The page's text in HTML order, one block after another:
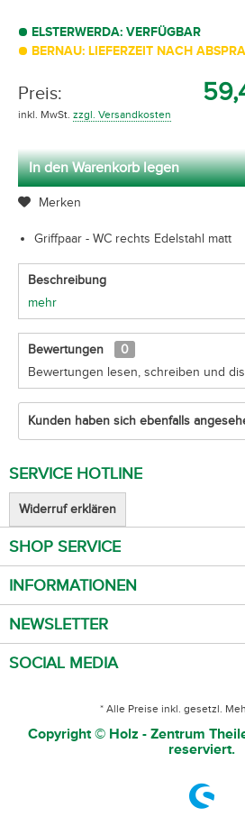
ELSTERWERDA: VERFÜGBAR
BERNAU: LIEFERZEIT NACH
Preis:
inkl. MwSt. zzgl. Versandkosten
In den Warenkorb legen
Merken
Griffpaar - WC rechts Edelstahl matt
Beschreibung
mehr
Bewertungen
0
Bewertungen lesen, schreiben und
Kunden haben sich ebenfalls
SERVICE HOTLINE
Widerruf erklären
SHOP SERVICE
INFORMATIONEN
NEWSLETTER
SOCIAL MEDIA
* Alle Preise inkl. gesetzl.
Copyright © Holz - Zentrum
reserviert.